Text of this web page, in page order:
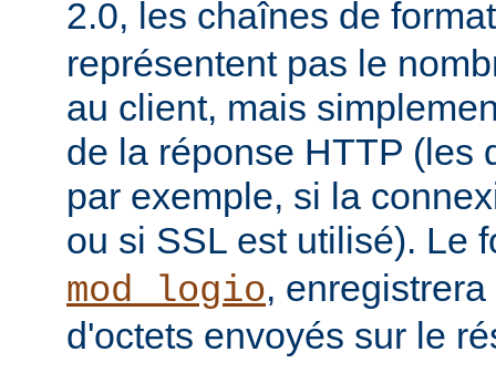
2.0, les chaînes de
représentent pas le
au client, mais
de la réponse HTTP (les
par exemple, si la
ou si SSL est utilisé). Le
mod_logio,
d'octets envoyés sur le